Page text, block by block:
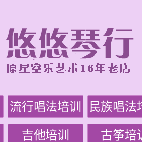
流行唱法培训 民族唱法
吉他培训 古筝培